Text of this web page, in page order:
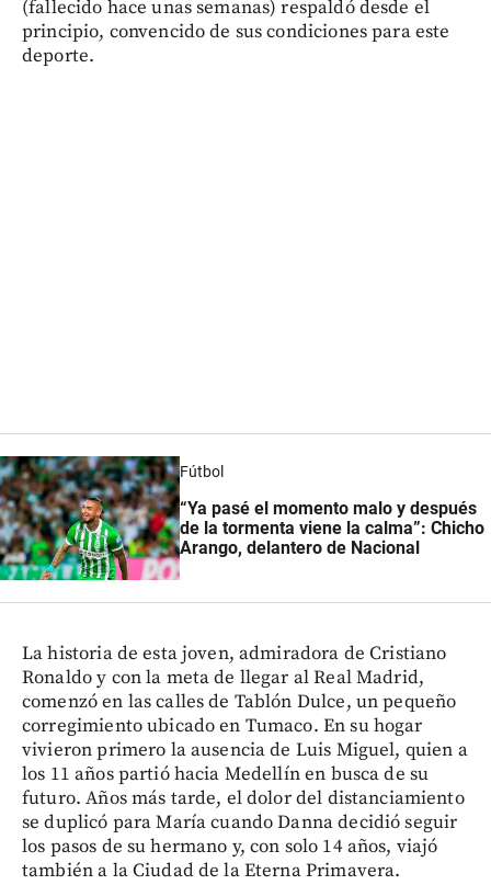
(fallecido hace unas semanas) respaldó desde el
principio, convencido de sus condiciones para este
deporte.
Fútbol
“Ya pasé el momento malo y después
de la tormenta viene la calma”: Chicho
Arango, delantero de Nacional
La historia de esta joven, admiradora de Cristiano
Ronaldo y con la meta de llegar al Real Madrid,
comenzó en las calles de Tablón Dulce, un pequeño
corregimiento ubicado en Tumaco. En su hogar
vivieron primero la ausencia de Luis Miguel, quien a
los 11 años partió hacia Medellín en busca de su
futuro. Años más tarde, el dolor del distanciamiento
se duplicó para María cuando Danna decidió seguir
los pasos de su hermano y, con solo 14 años, viajó
también a la Ciudad de la Eterna Primavera.